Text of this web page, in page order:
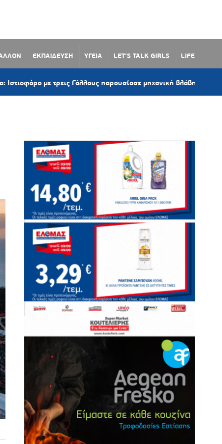
ΕΚΠΑΙΔΕΥΣΗ ΥΓΕΙΑ LET’S TALK GIRLS LIFE
τρεις Γάλλους παρουσίασε μηχανική βλάβη έξω από το